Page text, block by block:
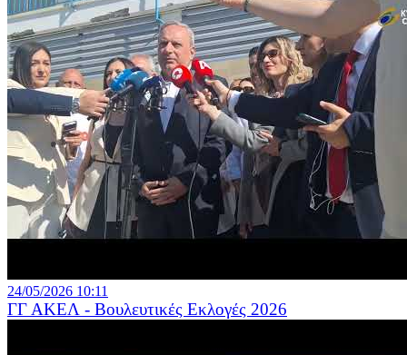
24/05/2026 10:11
ΓΓ ΑΚΕΛ - Βουλευτικές Εκλογές 2026